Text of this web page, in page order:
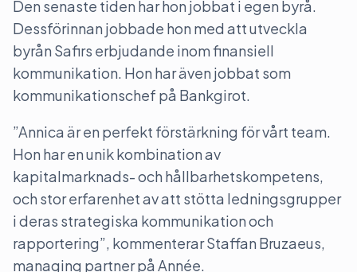
Den senaste tiden har hon jobbat i egen byrå.
Dessförinnan jobbade hon med att utveckla
byrån Safirs erbjudande inom finansiell
kommunikation. Hon har även jobbat som
kommunikationschef på Bankgirot.
”Annica är en perfekt förstärkning för vårt team.
Hon har en unik kombination av
kapitalmarknads- och hållbarhetskompetens,
och stor erfarenhet av att stötta ledningsgrupper
i deras strategiska kommunikation och
rapportering”, kommenterar Staffan Bruzaeus,
managing partner på Année.